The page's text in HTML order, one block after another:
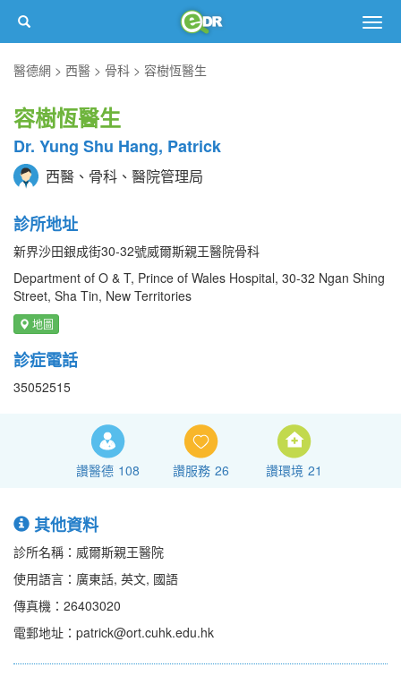
醫德網
西醫 骨科 容樹恆醫生
容樹恆醫生
Dr. Yung Shu Hang, Patrick
西醫、骨科、醫院管理局
診所地址
新界沙田銀成街30-32號威爾斯親王醫院骨科
Department of O & T, Prince of Wales Hospital, 30-32 Ngan Shing
Street, Sha Tin, New Territories
地圖
診症電話
35052515
讚醫德 108 讚服務 26 讚環境 21
其他資料
診所名稱：威爾斯親王醫院
使用語言：廣東話, 英文, 國語
傳真機：26403020
電郵地址：patrick@ort.cuhk.edu.hk